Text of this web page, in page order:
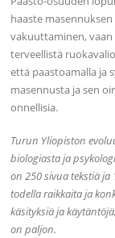
haaste
vakuuttaminen,
terveellistä
että paastoamalla ja
masennusta ja sen
onnellisia.
Turun Yliopiston
biologiasta ja
on 250 sivua tekstiä
todella raikkaita ja
käsityksiä ja
on paljon.